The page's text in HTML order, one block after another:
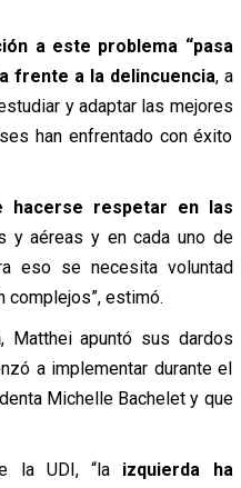
a este problema “pasa
frente a la delincuencia, a
y adaptar las mejores
han enfrentado con éxito
hacerse respetar en las
y aéreas y en cada uno de
eso se necesita voluntad
complejos”, estimó.
, Matthei apuntó sus dardos
a implementar durante el
Michelle Bachelet y que
la UDI, “la izquierda ha